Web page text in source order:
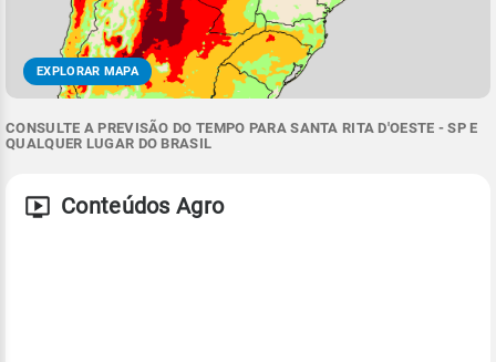
EXPLORAR MAPA
CONSULTE A PREVISÃO DO TEMPO PARA SANTA RITA D'OESTE - SP E
QUALQUER LUGAR DO BRASIL
Conteúdos Agro